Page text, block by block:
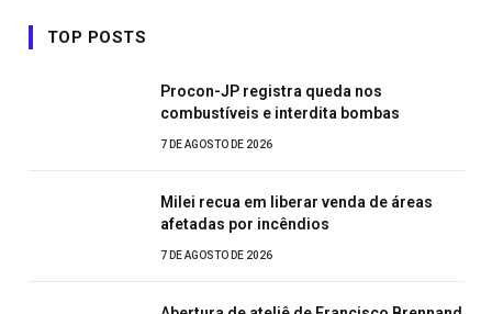
TOP POSTS
Procon-JP registra queda nos
combustíveis e interdita bombas
7 DE AGOSTO DE 2026
Milei recua em liberar venda de áreas
afetadas por incêndios
7 DE AGOSTO DE 2026